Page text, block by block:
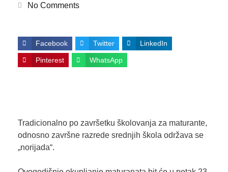
No Comments
Facebook Twitter LinkedIn
Pinterest WhatsApp
Tradicionalno po završetku školovanja za maturante,
odnosno završne razrede srednjih škola održava se
„norijada“.